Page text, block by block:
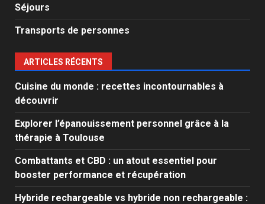
Séjours
Transports de personnes
ARTICLES RÉCENTS
Cuisine du monde : recettes incontournables à
découvrir
Explorer l’épanouissement personnel grâce à la
thérapie à Toulouse
Combattants et CBD : un atout essentiel pour
booster performance et récupération
Hybride rechargeable vs hybride non rechargeable :